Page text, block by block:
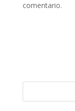
comentario.